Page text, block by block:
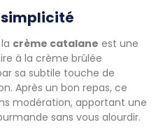
simplicité
crème catalane est une
à la crème brûlée
sa subtile touche de
Après un bon repas, ce
modération, apportant une
sans vous alourdir.